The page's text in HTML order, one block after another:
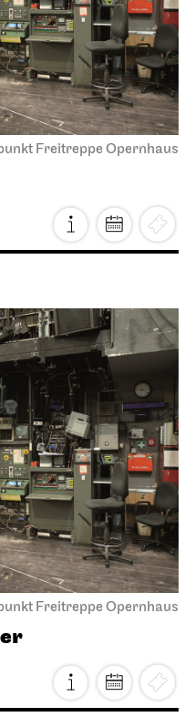
Freitreppe Opernhaus
Freitreppe Opernhaus